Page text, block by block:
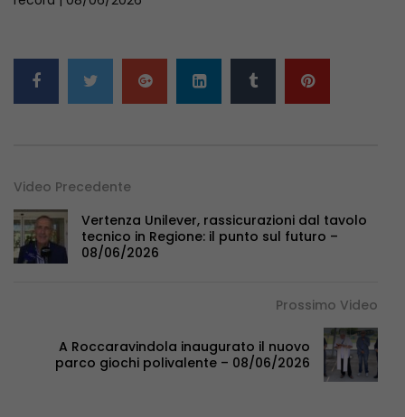
Video Precedente
Vertenza Unilever, rassicurazioni dal tavolo
tecnico in Regione: il punto sul futuro –
08/06/2026
Prossimo Video
A Roccaravindola inaugurato il nuovo
parco giochi polivalente – 08/06/2026